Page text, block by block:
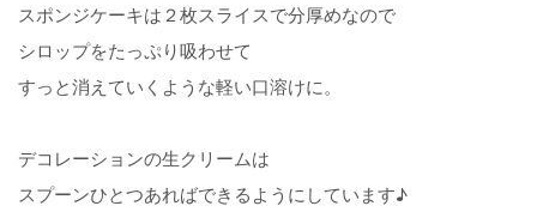
スポンジケーキは２枚スライスで分厚めなので
シロップをたっぷり吸わせて
すっと消えていくような軽い口溶けに。
デコレーションの生クリームは
スプーンひとつあればできるようにしています♪